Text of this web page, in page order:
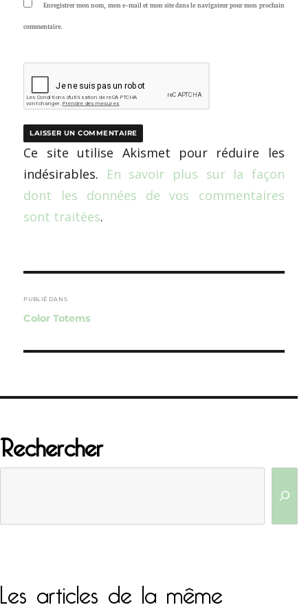
Enregistrer mon nom, mon e-mail et mon site dans le navigateur pour mon prochain
commentaire.
Ce site utilise Akismet pour réduire les
indésirables. En savoir plus sur la façon
dont les données de vos commentaires
sont traitées.
de
l’article
PUBLIÉ DANS
Color Totems
Rechercher
Les articles de la même